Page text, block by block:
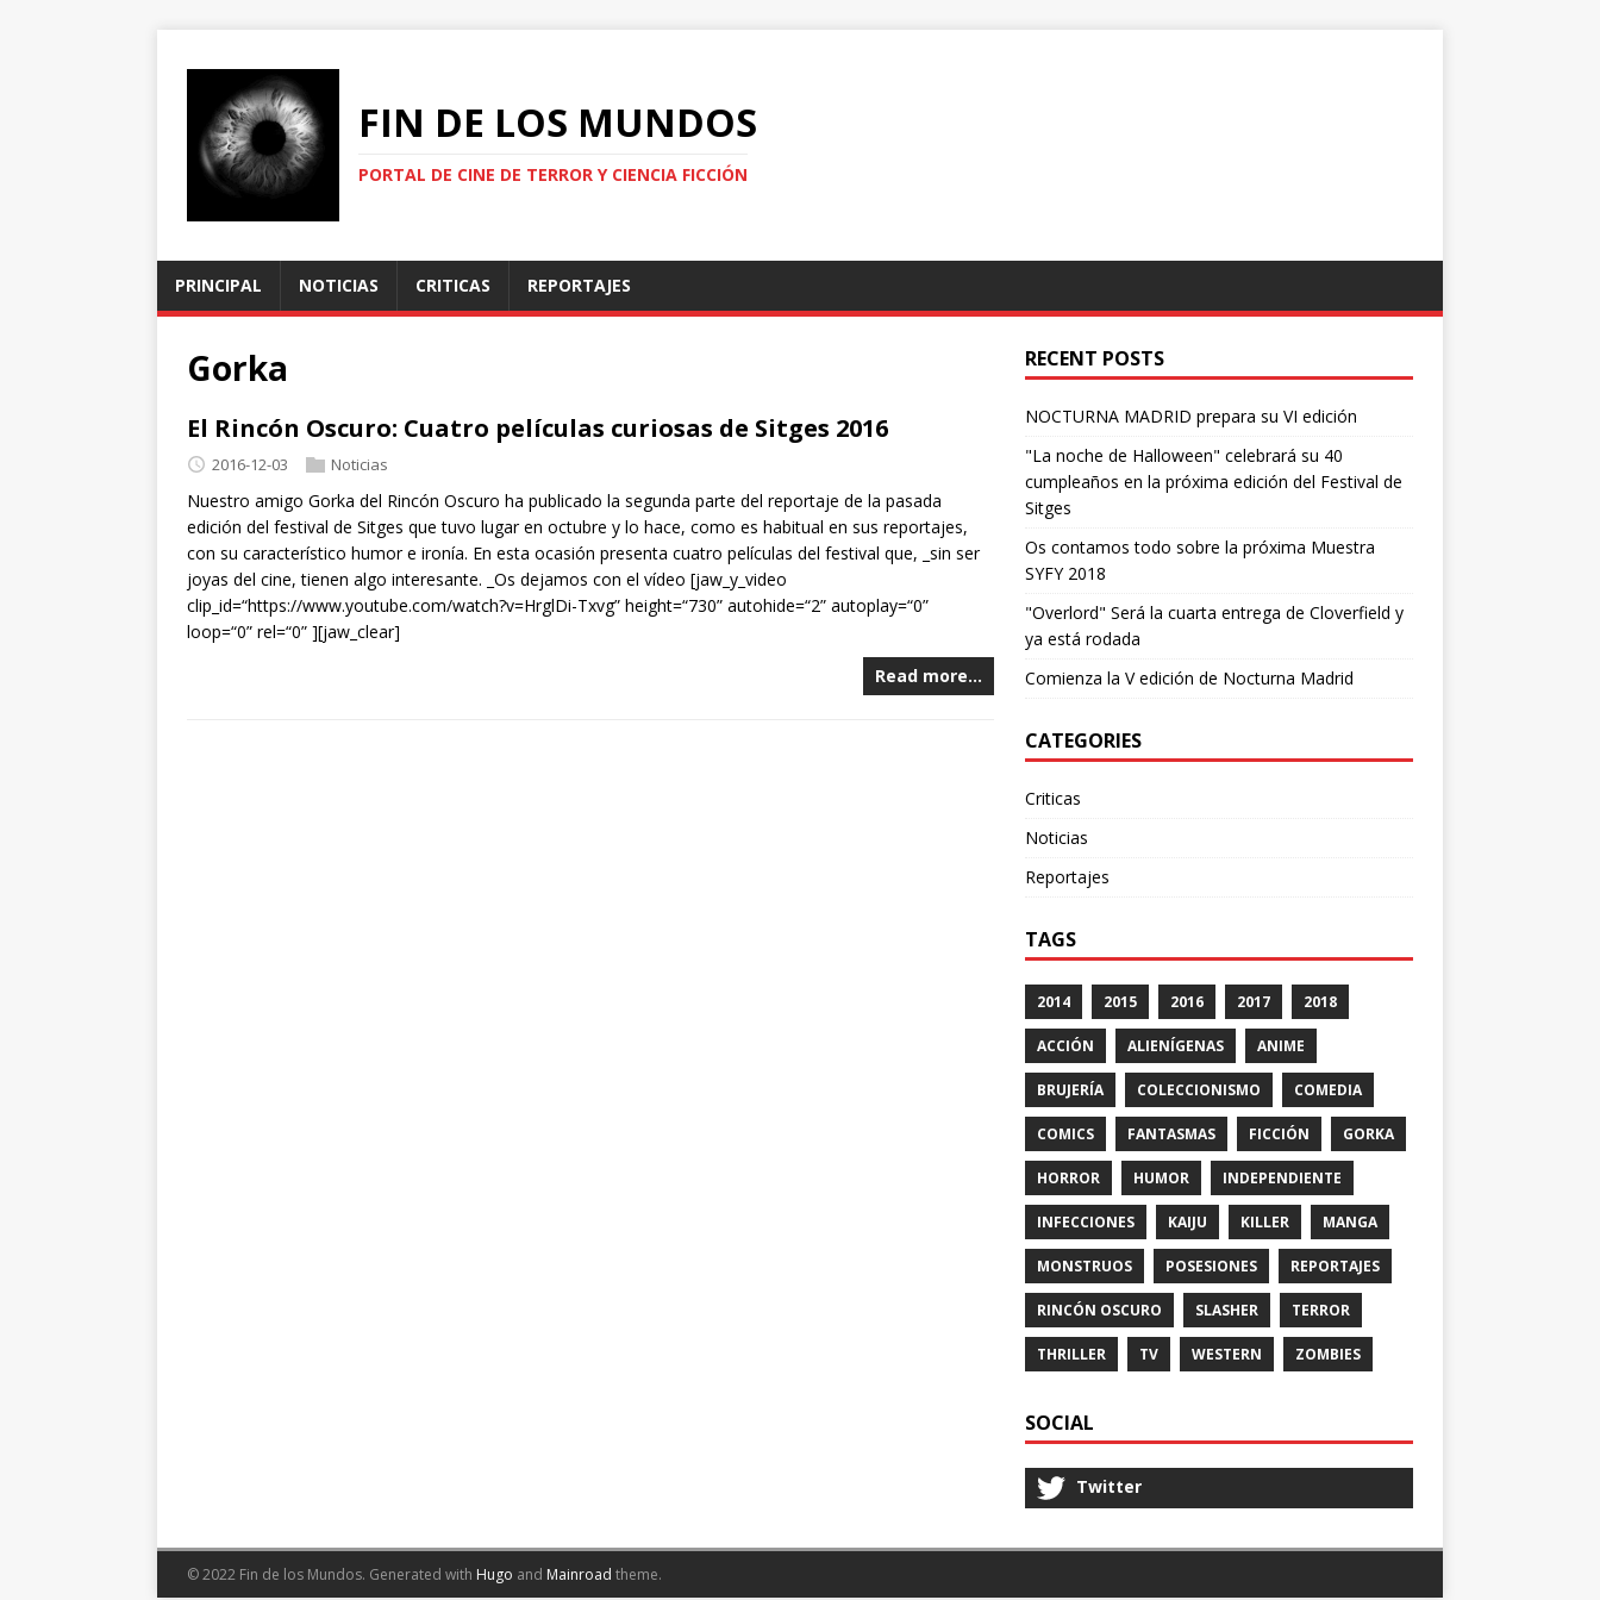
FIN DE LOS MUNDOS
PORTAL DE CINE DE TERROR Y CIENCIA FICCIÓN
PRINCIPAL NOTICIAS CRITICAS REPORTAJES
Gorka
El Rincón Oscuro: Cuatro películas curiosas de Sitges 2016
2016-12-03 Noticias
Nuestro amigo Gorka del Rincón Oscuro ha publicado la segunda parte del reportaje de la pasada
edición del festival de Sitges que tuvo lugar en octubre y lo hace, como es habitual en sus reportajes,
con su característico humor e ironía. En esta ocasión presenta cuatro películas del festival que, _sin ser
joyas del cine, tienen algo interesante. _Os dejamos con el vídeo [jaw_y_video
clip_id=“https://www.youtube.com/watch?v=HrglDi-Txvg” height=“730” autohide=“2” autoplay=“0”
loop=“0” rel=“0” ][jaw_clear]
Read more…
RECENT POSTS
NOCTURNA MADRID prepara su VI edición
"La noche de Halloween" celebrará su 40
cumpleaños en la próxima edición del Festival de
Sitges
Os contamos todo sobre la próxima Muestra
SYFY 2018
"Overlord" Será la cuarta entrega de Cloverfield y
ya está rodada
Comienza la V edición de Nocturna Madrid
CATEGORIES
Criticas
Noticias
Reportajes
TAGS
2014 2015 2016 2017 2018
ACCIÓN ALIENÍGENAS ANIME
BRUJERÍA COLECCIONISMO COMEDIA
COMICS FANTASMAS FICCIÓN GORKA
HORROR HUMOR INDEPENDIENTE
INFECCIONES KAIJU KILLER MANGA
MONSTRUOS POSESIONES REPORTAJES
RINCÓN OSCURO SLASHER TERROR
THRILLER TV WESTERN ZOMBIES
SOCIAL
Twitter
© 2022 Fin de los Mundos. Generated with Hugo and Mainroad theme.